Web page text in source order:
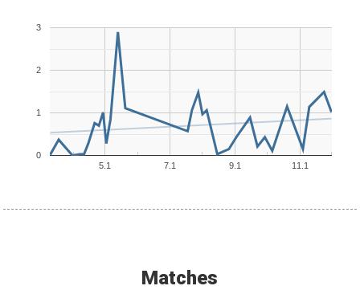
5.1 7.1 9.1 11.1
0
1
2
3
Matches